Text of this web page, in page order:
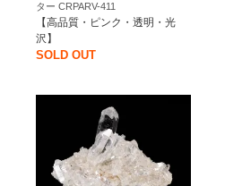
ター CRPARV-411
【高品質・ピンク・透明・光
沢】
SOLD OUT